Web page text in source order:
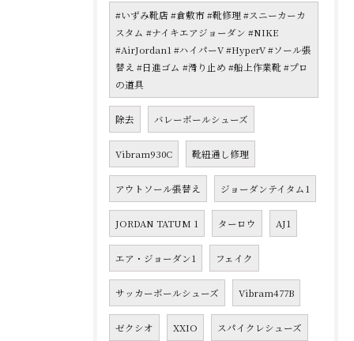
#いずみ靴店 #倉敷市 #靴修理 #スニーカーカ
スタム #ナイキエアジョーダン #NIKE
#AirJordan1 #ハイパーV #HyperV #ソール張
替え #日進ゴム #滑り止め #船上作業靴 #プロ
の道具
除去 バレーボールシューズ
Vibram930C 靴紐通し修理
アウトソール張替え ジョーダンテイタム1
JORDAN TATUM 1 ターロウ AJ1
エア・ジョーダン1 フェイク
サッカーボールシューズ Vibram477B
ゼクシオ XXIO スパイクレシューズ